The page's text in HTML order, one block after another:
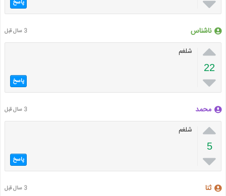
پاسخ
ناشناس 3 سال قبل

22

شلغم
پاسخ
محمد 3 سال قبل

5

شلغم
پاسخ
ثنا 3 سال قبل